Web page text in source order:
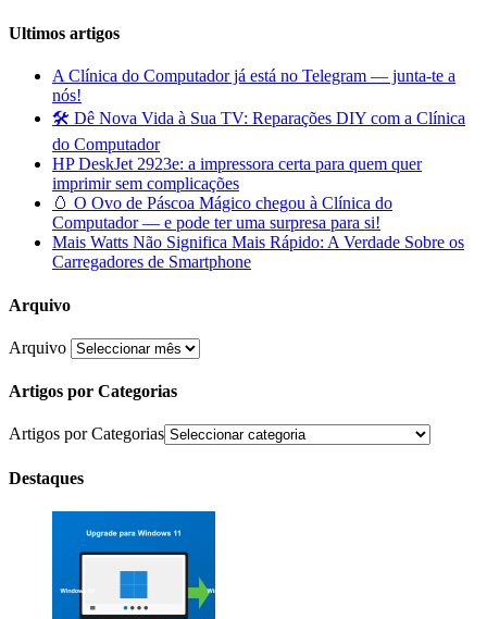
Ultimos artigos
A Clínica do Computador já está no Telegram — junta-te a
nós!
🛠️ Dê Nova Vida à Sua TV: Reparações DIY com a Clínica
do Computador
HP DeskJet 2923e: a impressora certa para quem quer
imprimir sem complicações
🥚 O Ovo de Páscoa Mágico chegou à Clínica do
Computador — e pode ter uma surpresa para si!
Mais Watts Não Significa Mais Rápido: A Verdade Sobre os
Carregadores de Smartphone
Arquivo
Arquivo
Artigos por Categorias
Artigos por Categorias
Destaques